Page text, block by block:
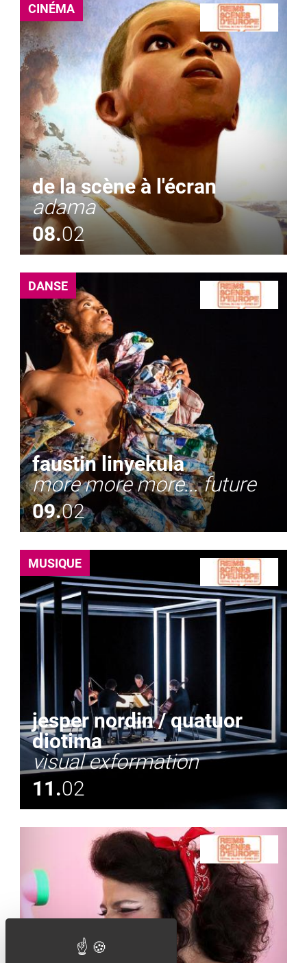
CINÉMA
de la scène à l'écran
adama
08.02
DANSE
faustin linyekula
more more more... future
09.02
MUSIQUE
jesper nordin / quatuor
diotima
visual exformation
11.02